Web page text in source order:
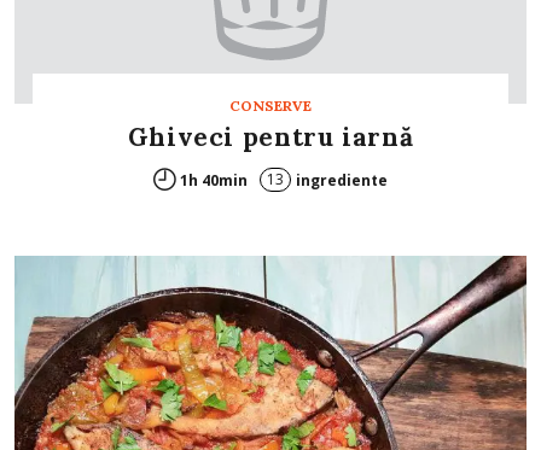
CONSERVE
Ghiveci pentru iarnă
1h 40min 13 ingrediente